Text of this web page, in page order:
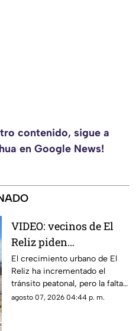
contenido, sigue a
en Google News!
VIDEO: vecinos de El
Reliz piden
construcción de
banquetas ante riesgo
para peatones
El crecimiento urbano de El
Reliz ha incrementado el
tránsito peatonal, pero la falta
de banquetas obliga a
agosto 07, 2026 04:44 p. m.